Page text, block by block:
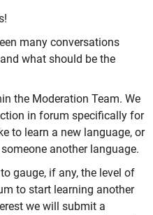
many conversations
what should be the
the Moderation Team. We
in forum specifically for
to learn a new language, or
another language.
gauge, if any, the level of
to start learning another
we will submit a